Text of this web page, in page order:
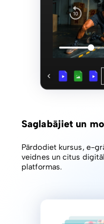
Saglabājiet un
Pārdodiet kursus, e-
veidnes un citus
platformas.